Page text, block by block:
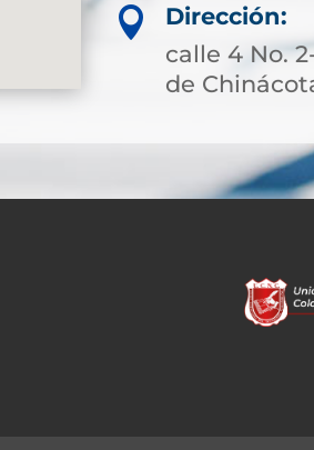

Dirección:
calle 4 No.
de